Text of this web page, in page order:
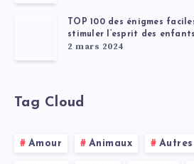
TOP 100 des énigmes
stimuler l’esprit des enfants
2 mars 2024
Tag Cloud
Amour Animaux Autres